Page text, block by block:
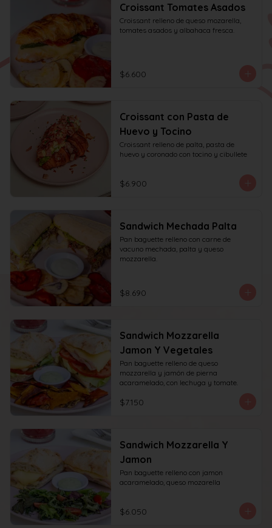
Croissant Tomates Asados
Croissant relleno de queso mozarella,
tomates asados y albahaca fresca.
$6.600
Croissant con Pasta de
Huevo y Tocino
Croissant relleno de palta, pasta de
huevo y coronado con tocino y cibullete
$6.900
Sandwich Mechada Palta
Pan baguette relleno con carne de
vacuno mechada, palta y queso
mozzarella.
$8.690
Sandwich Mozzarella
Jamon Y Vegetales
Pan baguette relleno de queso
mozzarella y jamón de pierna
acaramelado, con lechuga y tomate.
$7.150
Sandwich Mozzarella Y
Jamon
Pan baguette relleno con jamon
acaramelado, queso mozarella
$6.050